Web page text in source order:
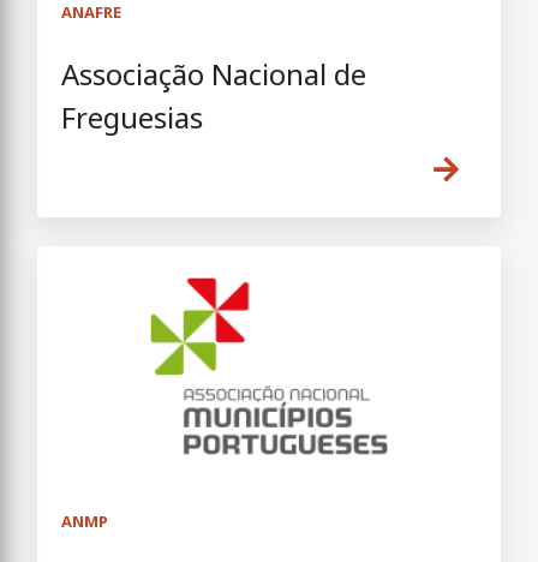
ANAFRE
Associação Nacional de
Freguesias
ANMP